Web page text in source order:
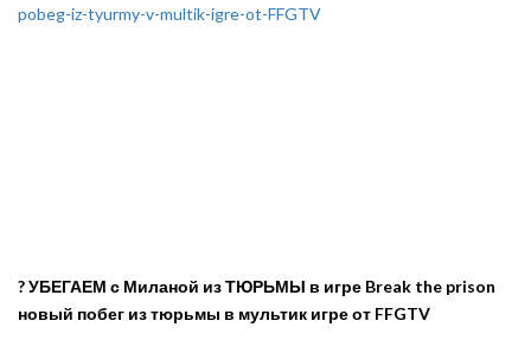
? УБЕГАЕМ с Миланой из ТЮРЬМЫ в игре Break the prison
новый побег из тюрьмы в мультик игре от FFGTV